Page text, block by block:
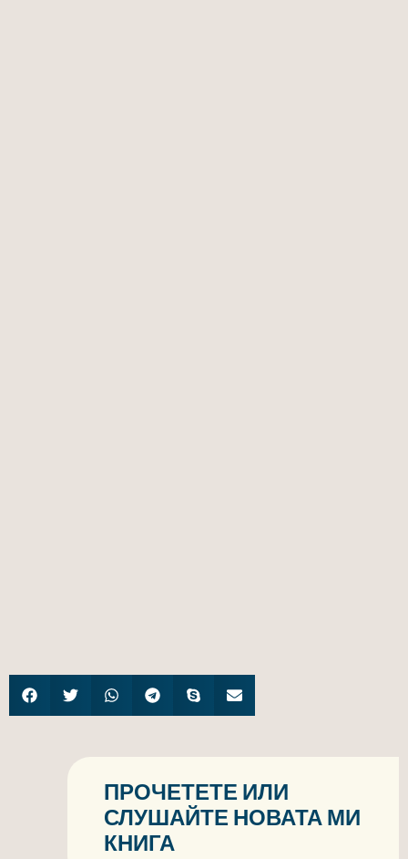
ПРОЧЕТЕТЕ ИЛИ
СЛУШАЙТЕ НОВАТА МИ
КНИГА